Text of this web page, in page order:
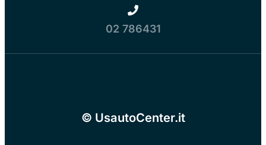
02 786431
© UsautoCenter.it